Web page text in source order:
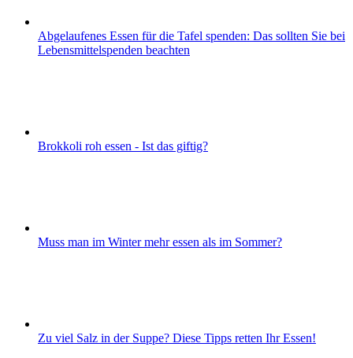
Abgelaufenes Essen für die Tafel spenden: Das sollten Sie bei
Lebensmittelspenden beachten
Brokkoli roh essen - Ist das giftig?
Muss man im Winter mehr essen als im Sommer?
Zu viel Salz in der Suppe? Diese Tipps retten Ihr Essen!